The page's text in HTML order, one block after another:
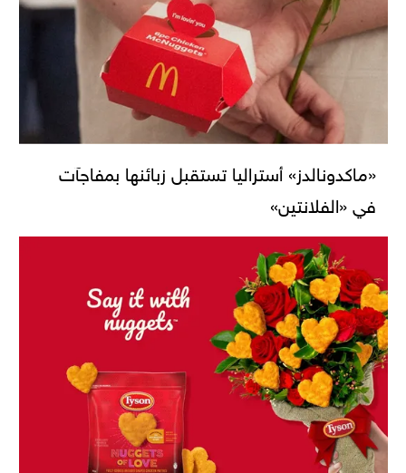
«ماكدونالدز» أستراليا تستقبل زبائنها بمفاجآت
في «الفلانتين»